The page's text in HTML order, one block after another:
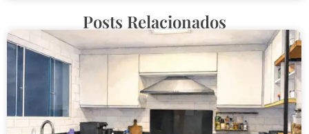
Posts Relacionados